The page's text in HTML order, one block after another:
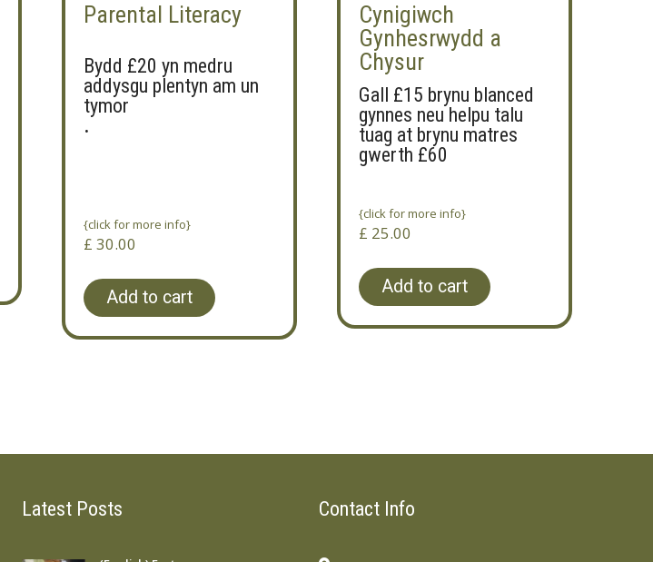
Parental Literacy
Bydd £20 yn medru
addysgu plentyn am un
tymor
.
{click for more info}
£ 30.00
Add to cart
Cynigiwch
Gynhesrwydd a
Chysur
Gall £15 brynu blanced
gynnes neu helpu talu
tuag at brynu matres
gwerth £60
{click for more info}
£ 25.00
Add to cart
Latest Posts Contact Info